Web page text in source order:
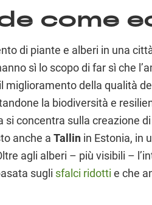
come
di piante e alberi in una
sì lo scopo di far sì che
miglioramento della qualità
la biodiversità e
si concentra sulla creazione
anche a Tallin in Estonia, in
agli alberi – più visibili –
sugli sfalci ridotti e che